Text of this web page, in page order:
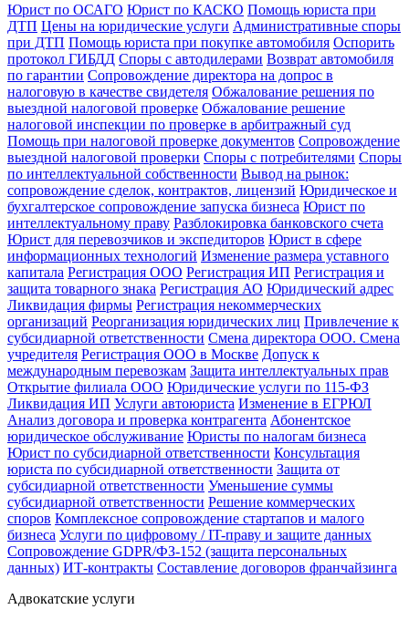
Юрист по ОСАГО Юрист по КАСКО Помощь юриста при
ДТП Цены на юридические услуги Административные споры
при ДТП Помощь юриста при покупке автомобиля Оспорить
протокол ГИБДД Споры с автодилерами Возврат автомобиля
по гарантии Сопровождение директора на допрос в
налоговую в качестве свидетеля Обжалование решения по
выездной налоговой проверке Обжалование решение
налоговой инспекции по проверке в арбитражный суд
Помощь при налоговой проверке документов Сопровождение
выездной налоговой проверки Споры с потребителями Споры
по интеллектуальной собственности Вывод на рынок:
сопровождение сделок, контрактов, лицензий Юридическое и
бухгалтерское сопровождение запуска бизнеса Юрист по
интеллектуальному праву Разблокировка банковского счета
Юрист для перевозчиков и экспедиторов Юрист в сфере
информационных технологий Изменение размера уставного
капитала Регистрация ООО Регистрация ИП Регистрация и
защита товарного знака Регистрация АО Юридический адрес
Ликвидация фирмы Регистрация некоммерческих
организаций Реорганизация юридических лиц Привлечение к
субсидиарной ответственности Смена директора ООО. Смена
учредителя Регистрация ООО в Москве Допуск к
международным перевозкам Защита интеллектуальных прав
Открытие филиала ООО Юридические услуги по 115-ФЗ
Ликвидация ИП Услуги автоюриста Изменение в ЕГРЮЛ
Анализ договора и проверка контрагента Абонентское
юридическое обслуживание Юристы по налогам бизнеса
Юрист по субсидиарной ответственности Консультация
юриста по субсидиарной ответственности Защита от
субсидиарной ответственности Уменьшение суммы
субсидиарной ответственности Решение коммерческих
споров Комплексное сопровождение стартапов и малого
бизнеса Услуги по цифровому / IT-праву и защите данных
Сопровождение GDPR/ФЗ-152 (защита персональных
данных) ИТ-контракты Составление договоров франчайзинга
Адвокатские услуги